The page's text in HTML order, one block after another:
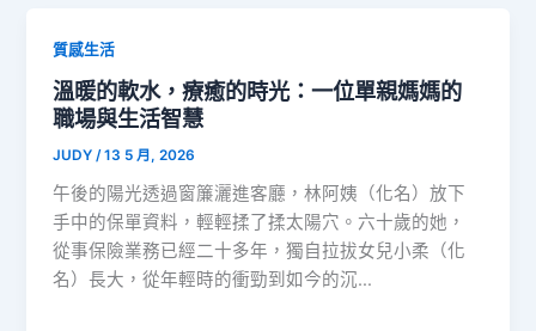
質感生活
溫暖的軟水，療癒的時光：一位單親媽媽的
職場與生活智慧
JUDY /13 5 月, 2026
午後的陽光透過窗簾灑進客廳，林阿姨（化名）放下
手中的保單資料，輕輕揉了揉太陽穴。六十歲的她，
從事保險業務已經二十多年，獨自拉拔女兒小柔（化
名）長大，從年輕時的衝勁到如今的沉…